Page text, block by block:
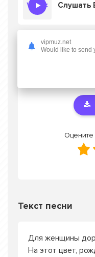
Скачать
Оцените
Текст песни
Для женщины
На этот цвет,
vipmuz.net
Would like to send